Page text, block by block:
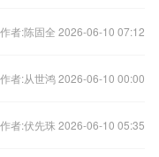
作者:陈固全 2026-06-10 07:12
作者:从世鸿 2026-06-10 00:00
作者:伏先珠 2026-06-10 05:35